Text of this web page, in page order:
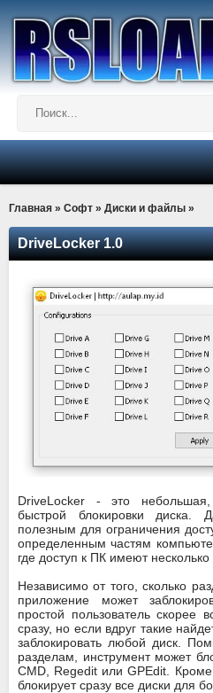
Главная » Софт » Диски и файлы »
DriveLocker 1.0
DriveLocker - это
быстрой блокировки
полезным для ограничения
определенным частям
где доступ к ПК имеют несколько
Независимо от того, сколько
приложение может
простой пользователь скорее
сразу, но если вдруг такие
заблокировать любой диск.
разделам, инструмент может
CMD, Regedit или GPEdit.
блокирует сразу все диски для